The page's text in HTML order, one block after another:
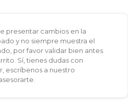
presentar cambios en la
y no siempre muestra el
por favor validar bien antes
Sí, tienes dudas con
escríbenos a nuestro